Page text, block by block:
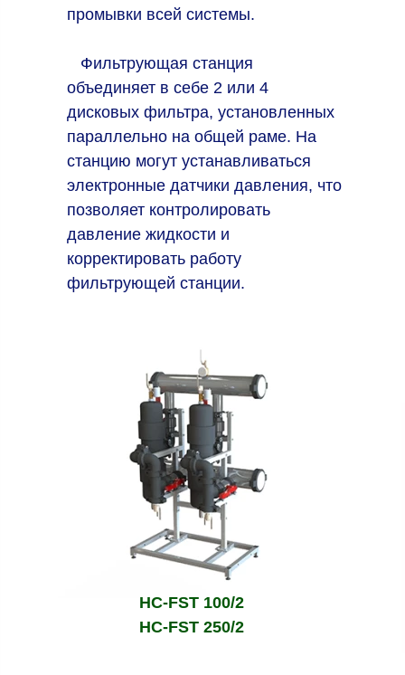
промывки всей системы.
Фильтрующая станция
объединяет в себе 2 или 4
дисковых фильтра, установленных
параллельно на общей раме. На
станцию могут устанавливаться
электронные датчики давления, что
позволяет контролировать
давление жидкости и
корректировать работу
фильтрующей станции.
HC-FST 100/2
HC-FST 250/2